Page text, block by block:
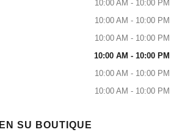
10:00 AM - 10:00 PM
10:00 AM - 10:00 PM
10:00 AM - 10:00 PM
10:00 AM - 10:00 PM
10:00 AM - 10:00 PM
10:00 AM - 10:00 PM
EN SU BOUTIQUE